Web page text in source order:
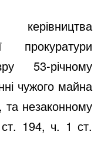
прокуратури
53-річному
чужого майна
незаконному
194, ч. 1 ст.